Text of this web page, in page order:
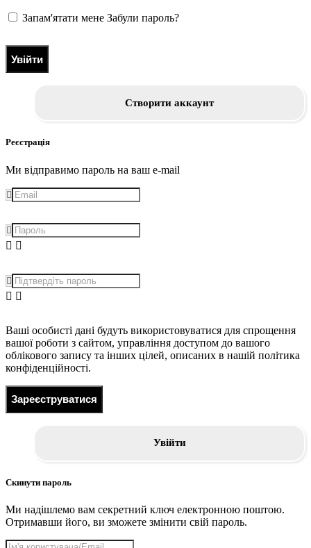
Запам'ятати мене Забули пароль?
Увійти
Створити аккаунт
Реєстрація
Ми відправимо пароль на ваш e-mail
Ваші особисті дані будуть використовуватися для спрощення
вашої роботи з сайтом, управління доступом до вашого
облікового запису та інших цілей, описаних в нашій політика
конфіденційності.
Зареєструватися
Увійти
Скинути пароль
Ми надішлемо вам секретний ключ електронною поштою.
Отримавши його, ви зможете змінити свій пароль.